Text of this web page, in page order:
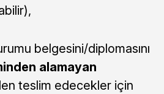
belgesini/diplomasını
alamayan
teslim edecekler için